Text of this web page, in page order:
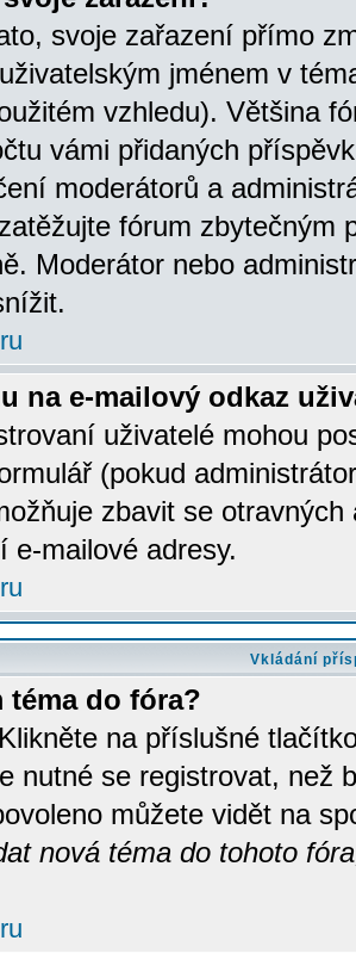
svoje zařazení přímo
jménem v
vzhledu). Většina
vámi přidaných
moderátorů a
fórum zbytečným
Moderátor nebo
na e-mailový odkaz
uživatelé mohou
(pokud
zbavit se
e-mailové adresy.
Vkládání
téma do fóra?
na příslušné
nutné se registrovat, než
můžete vidět na
nová téma do tohoto